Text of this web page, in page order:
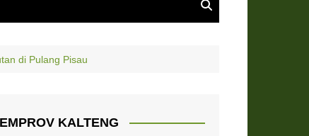
di Pulang Pisau
KALTENG